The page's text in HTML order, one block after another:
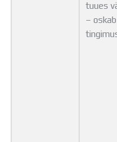
tuues
–